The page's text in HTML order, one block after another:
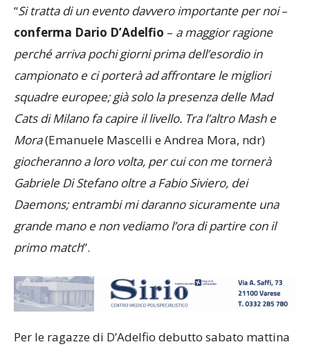
“Si tratta di un evento davvero importante per noi–
conferma Dario D’Adelfio – a maggior ragione
perché arriva pochi giorni prima dell’esordio in
campionato e ci porterà ad affrontare le migliori
squadre europee; già solo la presenza delle Mad
Cats di Milano fa capire il livello. Tra l’altro Mash e
Mora(Emanuele Mascelli e Andrea Mora, ndr)
giocheranno a loro volta, per cui con me tornerà
Gabriele Di Stefano oltre a Fabio Siviero, dei
Daemons; entrambi mi daranno sicuramente una
grande mano e non vediamo l’ora di partire con il
primo match”.
Per le ragazze di D’Adelfio debutto sabato mattina